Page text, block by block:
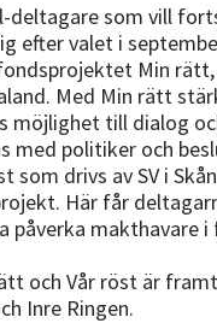
deltagare som vill
efter valet i
Min rätt,
Med Min rätt
möjlighet till dialog
med politiker och
som drivs av SV i
Här får
påverka makthavare
och Vår röst är
Inre Ringen.